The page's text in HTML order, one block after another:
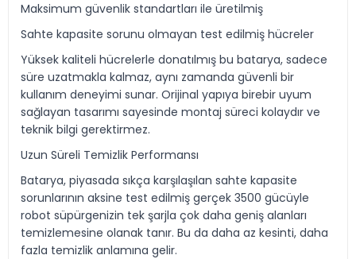
Maksimum güvenlik standartları ile üretilmiş
Sahte kapasite sorunu olmayan test edilmiş hücreler
Yüksek kaliteli hücrelerle donatılmış bu batarya, sadece
süre uzatmakla kalmaz, aynı zamanda güvenli bir
kullanım deneyimi sunar. Orijinal yapıya birebir uyum
sağlayan tasarımı sayesinde montaj süreci kolaydır ve
teknik bilgi gerektirmez.
Uzun Süreli Temizlik Performansı
Batarya, piyasada sıkça karşılaşılan sahte kapasite
sorunlarının aksine test edilmiş gerçek 3500 gücüyle
robot süpürgenizin tek şarjla çok daha geniş alanları
temizlemesine olanak tanır. Bu da daha az kesinti, daha
fazla temizlik anlamına gelir.